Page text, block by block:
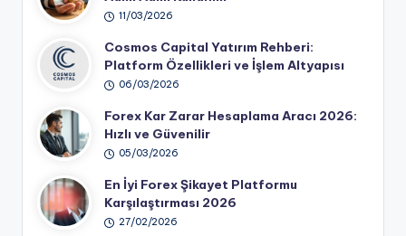
11/03/2026
Cosmos Capital Yatırım Rehberi:
Platform Özellikleri ve İşlem Altyapısı
06/03/2026
Forex Kar Zarar Hesaplama Aracı 2026:
Hızlı ve Güvenilir
05/03/2026
En İyi Forex Şikayet Platformu
Karşılaştırması 2026
27/02/2026